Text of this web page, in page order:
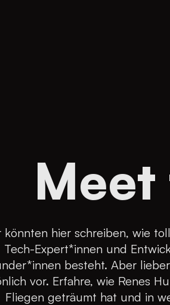
Meet
könnten hier schreiben, wie
Tech-Expert*innen und
besteht. Aber
vor. Erfahre, wie Renes
Fliegen geträumt hat und in